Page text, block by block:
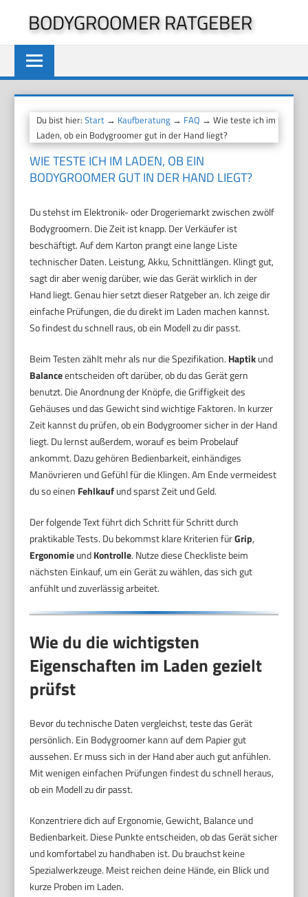
springen
BODYGROOMER RATGEBER
Du bist hier:Start → Kaufberatung → FAQ → Wie teste ich im
Laden, ob ein Bodygroomer gut in der Hand liegt?
WIE TESTE ICH IM LADEN, OB EIN
BODYGROOMER GUT IN DER HAND LIEGT?
Du stehst im Elektronik- oder Drogeriemarkt zwischen zwölf
Bodygroomern. Die Zeit ist knapp. Der Verkäufer ist
beschäftigt. Auf dem Karton prangt eine lange Liste
technischer Daten. Leistung, Akku, Schnittlängen. Klingt gut,
sagt dir aber wenig darüber, wie das Gerät wirklich in der
Hand liegt. Genau hier setzt dieser Ratgeber an. Ich zeige dir
einfache Prüfungen, die du direkt im Laden machen kannst.
So findest du schnell raus, ob ein Modell zu dir passt.
Beim Testen zählt mehr als nur die Spezifikation. Haptikund
Balanceentscheiden oft darüber, ob du das Gerät gern
benutzt. Die Anordnung der Knöpfe, die Griffigkeit des
Gehäuses und das Gewicht sind wichtige Faktoren. In kurzer
Zeit kannst du prüfen, ob ein Bodygroomer sicher in der Hand
liegt. Du lernst außerdem, worauf es beim Probelauf
ankommt. Dazu gehören Bedienbarkeit, einhändiges
Manövrieren und Gefühl für die Klingen. Am Ende vermeidest
du so einen Fehlkaufund sparst Zeit und Geld.
Der folgende Text führt dich Schritt für Schritt durch
praktikable Tests. Du bekommst klare Kriterien fürGrip,
ErgonomieundKontrolle. Nutze diese Checkliste beim
nächsten Einkauf, um ein Gerät zu wählen, das sich gut
anfühlt und zuverlässig arbeitet.
Wie du die wichtigsten
Eigenschaften im Laden gezielt
prüfst
Bevor du technische Daten vergleichst, teste das Gerät
persönlich. Ein Bodygroomer kann auf dem Papier gut
aussehen. Er muss sich in der Hand aber auch gut anfühlen.
Mit wenigen einfachen Prüfungen findest du schnell heraus,
ob ein Modell zu dir passt.
Konzentriere dich auf Ergonomie, Gewicht, Balance und
Bedienbarkeit. Diese Punkte entscheiden, ob das Gerät sicher
und komfortabel zu handhaben ist. Du brauchst keine
Spezialwerkzeuge. Meist reichen deine Hände, ein Blick und
kurze Proben im Laden.